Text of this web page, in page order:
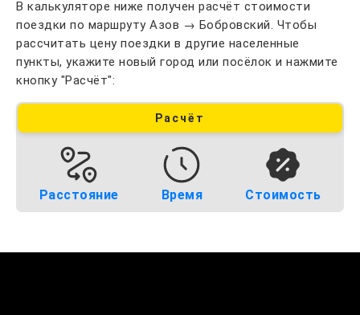
В калькуляторе ниже получен расчёт стоимости
поездки по маршруту Азов → Бобровский. Чтобы
рассчитать цену поездки в другие населенные
пункты, укажите новый город или посёлок и нажмите
кнопку "Расчёт":
Расчёт
Расстояние Время Стоимость